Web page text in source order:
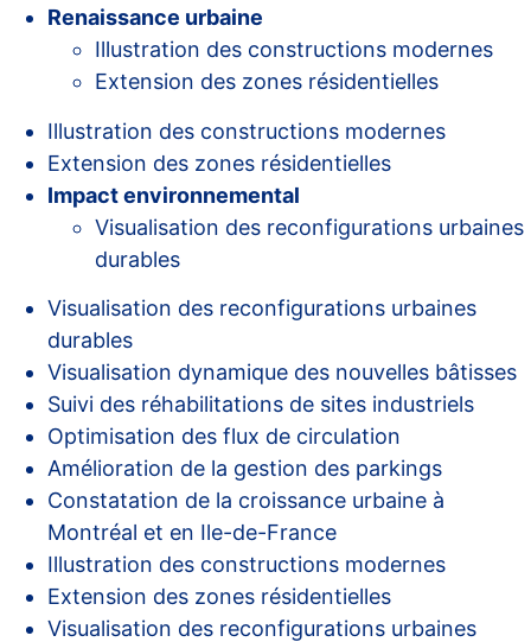
Renaissance urbaine
Illustration des constructions modernes
Extension des zones résidentielles
Illustration des constructions modernes
Extension des zones résidentielles
Impact environnemental
Visualisation des reconfigurations urbaines
durables
Visualisation des reconfigurations urbaines
durables
Visualisation dynamique des nouvelles bâtisses
Suivi des réhabilitations de sites industriels
Optimisation des flux de circulation
Amélioration de la gestion des parkings
Constatation de la croissance urbaine à
Montréal et en Ile-de-France
Illustration des constructions modernes
Extension des zones résidentielles
Visualisation des reconfigurations urbaines